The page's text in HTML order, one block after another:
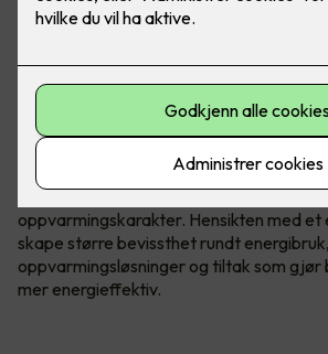
Hva er egentlig et
Energimerking gir informasjon om
oppvarming, og hjelper boligeieren med
tiltak som kan øke energieffektiviteten.
Energimerket inkluderer en
oppvarmingskarakter. Hensikten med et
skape større bevissthet rundt
oppvarmingsløsninger og tiltak som
mer energieffektiv.